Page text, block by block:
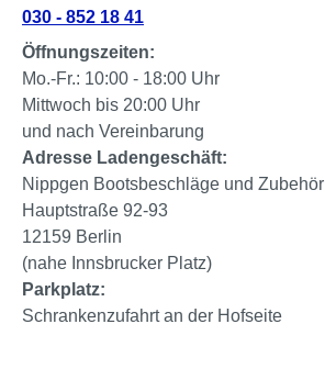
030 - 852 18 41
Öffnungszeiten:
Mo.-Fr.: 10:00 - 18:00 Uhr
Mittwoch bis 20:00 Uhr
und nach Vereinbarung
Adresse Ladengeschäft:
Nippgen Bootsbeschläge und Zubehör
Hauptstraße 92-93
12159 Berlin
(nahe Innsbrucker Platz)
Parkplatz:
Schrankenzufahrt an der Hofseite